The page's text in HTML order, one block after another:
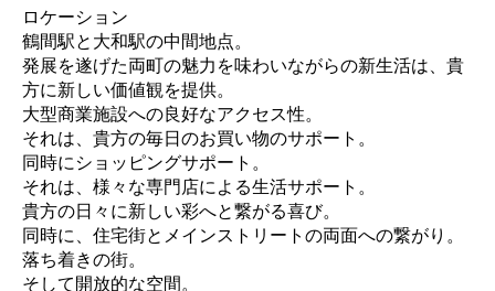
ロケーション
鶴間駅と大和駅の中間地点。
発展を遂げた両町の魅力を味わいながらの新生活は、貴
方に新しい価値観を提供。
大型商業施設への良好なアクセス性。
それは、貴方の毎日のお買い物のサポート。
同時にショッピングサポート。
それは、様々な専門店による生活サポート。
貴方の日々に新しい彩へと繋がる喜び。
同時に、住宅街とメインストリートの両面への繋がり。
落ち着きの街。
そして開放的な空間。